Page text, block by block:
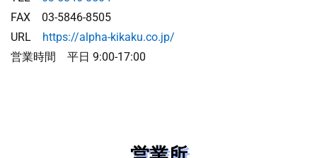
FAX 03-5846-8505
URL https://alpha-kikaku.co.jp/
営業時間 平日 9:00-17:00